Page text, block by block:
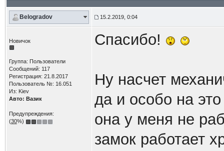
Belogradov 15.2.2019, 0:04
Новичок
Группа: Пользователи
Сообщений: 117
Регистрация: 21.8.2017
Пользователь №: 16.051
Из: Kiev
Авто: Вазик
Предупреждения:
(30%)
Спасибо!
Ну насчет
да и особо на
она у меня не
замок работает